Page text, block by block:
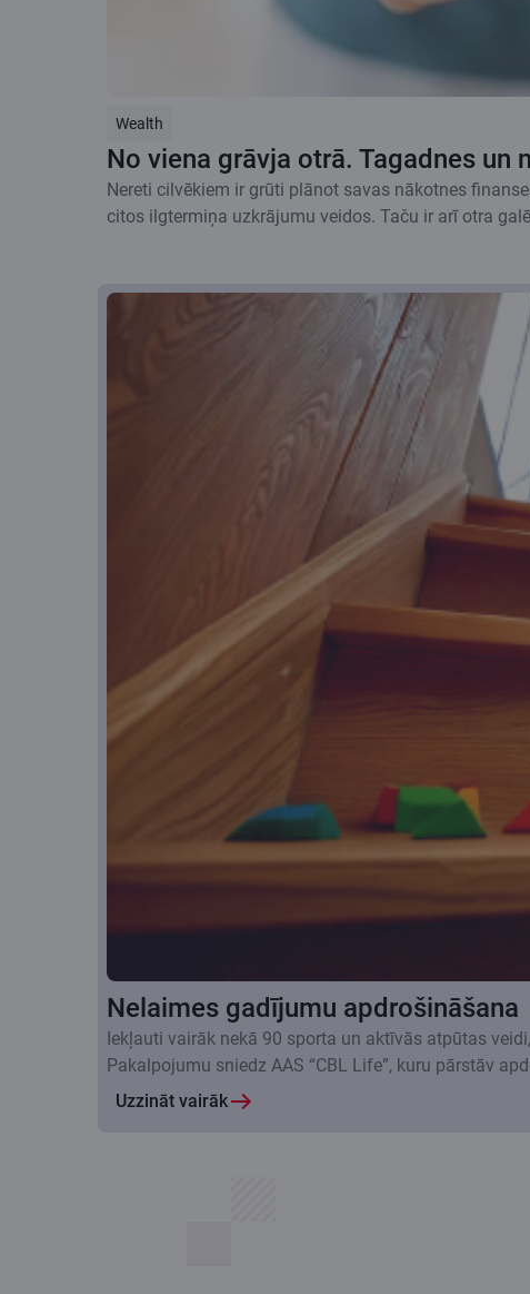
Wealth
No viena grāvja otrā. Tagadnes un
Nereti cilvēkiem ir grūti plānot savas nākotnes
citos ilgtermiņa uzkrājumu veidos. Taču ir arī otra
Nelaimes gadījumu apdrošināšana
Iekļauti vairāk nekā 90 sporta un aktīvās atpūtas
Pakalpojumu sniedz AAS “CBL Life”, kuru pārstāv
Uzzināt vairāk